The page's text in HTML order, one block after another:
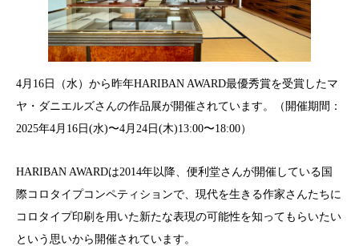
4月16日（水）から昨年HARIBAN AWARD最優秀賞を受賞したマ
ヤ・ダニエルズさんの作品展が開催されています。（開催期間：
2025年4月16日(水)〜4月24日(木)13:00〜18:00）
HARIBAN AWARDは2014年以降、便利堂さんが開催している国
際コロタイプコンペティションで、現代を生きる作家さんたちに
コロタイプ印刷を用いた新たな表現の可能性を知ってもらいたい
という思いから開催されています。